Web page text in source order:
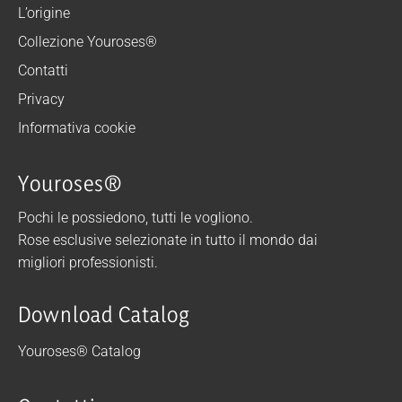
L’origine
Collezione Youroses®
Contatti
Privacy
Informativa cookie
Youroses®
Pochi le possiedono, tutti le vogliono.
Rose esclusive selezionate in tutto il mondo dai
migliori professionisti.
Download Catalog
Youroses® Catalog